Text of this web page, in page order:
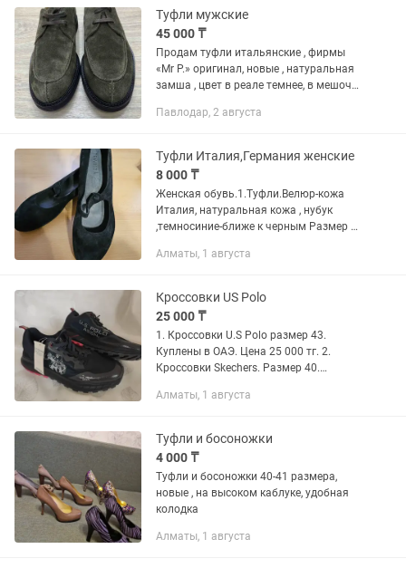
Туфли мужские
45 000 ₸
Продам туфли итальянские , фирмы
«Mr P.» оригинал, новые , натуральная
замша , цвет в реале темнее, в мешочке
европейском интернет- магазине.
Павлодар, 2 августа
Туфли Италия,Германия женские
8 000 ₸
Женская обувь.1.Туфли.Велюр-кожа
Италия, натуральная кожа , нубук
,темносиние-ближе к черным Размер 8
Кожа, под медь цвет. Размер (40-41) -
Алматы, 1 августа
Кроссовки US Polo
25 000 ₸
1. Кроссовки U.S Polo размер 43.
Куплены в ОАЭ. Цена 25 000 тг. 2.
Кроссовки Skechers. Размер 40.
Туфли мужские бу 41 размер. Цена 3
Алматы, 1 августа
Туфли и босоножки
4 000 ₸
Туфли и босоножки 40-41 размера,
новые , на высоком каблуке, удобная
колодка
Алматы, 1 августа